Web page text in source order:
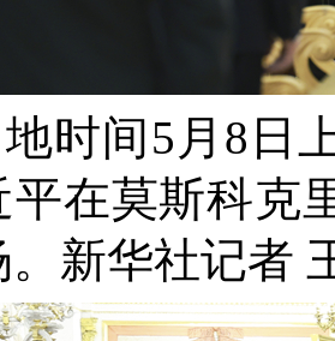
时间5月8日
平在莫斯科克
。新华社记者